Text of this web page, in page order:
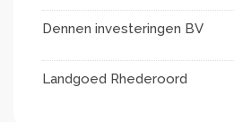
Dennen investeringen BV
Landgoed Rhederoord